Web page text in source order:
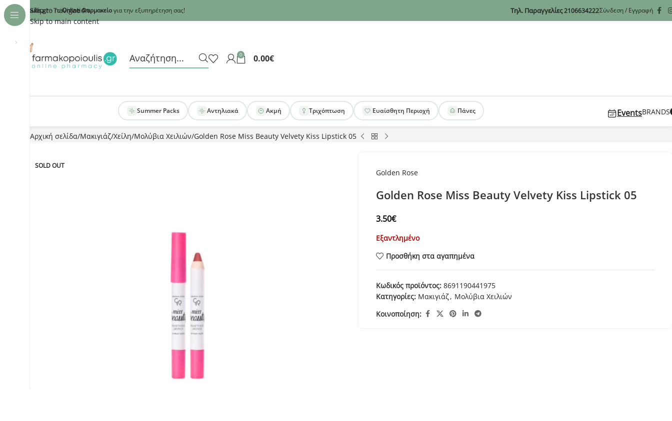
Skip to navigation
Skip to main content
›
- ΤοOnline Φαρμακείογια την εξυπηρέτηση σας! Τηλ. Παραγγελίες2106634222Σύνδεση / Εγγραφή
0 0.00€
Summer Packs Αντηλιακά Ακμή Τριχόπτωση Ευαίσθητη Περιοχή Πάνες EventsBRANDS
Αρχική σελίδα Μακιγιάζ Χείλη Μολύβια Χειλιών Golden Rose Miss Beauty Velvety Kiss Lipstick 05
SOLD OUT
Golden Rose
Golden Rose Miss Beauty Velvety Kiss Lipstick 05
3.50€
Εξαντλημένο
Προσθήκη στα αγαπημένα
Κωδικός προϊόντος: 8691190441975
Κατηγορίες: Μακιγιάζ, Μολύβια Χειλιών
Κοινοποίηση: